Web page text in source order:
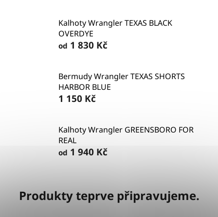
Kalhoty Wrangler TEXAS BLACK
OVERDYE
od 1 830 Kč
Bermudy Wrangler TEXAS SHORTS
HARBOR BLUE
1 150 Kč
Kalhoty Wrangler GREENSBORO FOR
REAL
od 1 940 Kč
Produkty teprve připravujeme.